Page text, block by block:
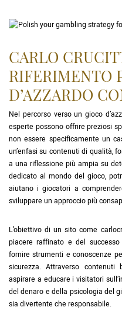
CARLO
RIFERIMENTO
D’AZZARDO
Nel percorso verso un gioco
esperte possono offrire preziosi
non essere specificamente un
un’enfasi su contenuti di qualità,
a una riflessione più ampia su
dedicato al mondo del gioco,
aiutano i giocatori a
sviluppare un approccio più
L’obiettivo di un sito come
piacere raffinato e del
fornire strumenti e conoscenze
sicurezza. Attraverso
aspirare a educare i visitatori
del denaro e della psicologia del
sia divertente che responsabile.